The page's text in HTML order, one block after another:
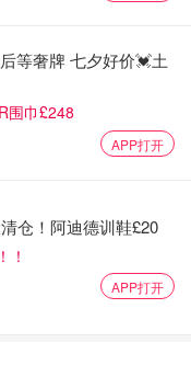
等奢牌 七夕好价💓土
围巾£248
APP打开
仓！阿迪德训鞋£20
！
APP打开